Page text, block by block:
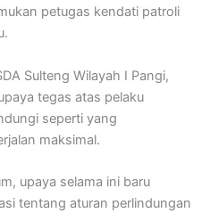
petugas kendati patroli
Sulteng Wilayah I Pangi,
tegas atas pelaku
seperti yang
maksimal.
upaya selama ini baru
tentang aturan perlindungan